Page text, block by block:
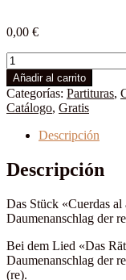
0,00 €
Cuerdas
al
aire,
das
Rätsel,
Laterne
von
Vielma
cantidad
Añadir al carrito
Categorías: Partituras,
Catálogo, Gratis
Descripción
Descripción
Das Stück «Cuerdas
Daumenanschlag der
Bei dem Lied «Das
Daumenanschlag der
(re).